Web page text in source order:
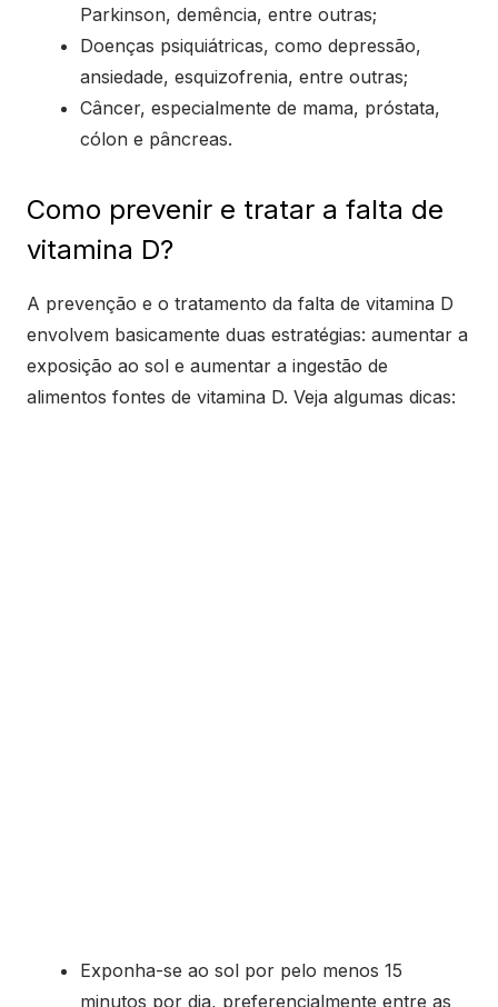
Parkinson, demência, entre outras;
Doenças psiquiátricas, como depressão,
ansiedade, esquizofrenia, entre outras;
Câncer, especialmente de mama, próstata,
cólon e pâncreas.
Como prevenir e tratar a falta de
vitamina D?
A prevenção e o tratamento da falta de vitamina D
envolvem basicamente duas estratégias: aumentar a
exposição ao sol e aumentar a ingestão de
alimentos fontes de vitamina D. Veja algumas dicas:
Exponha-se ao sol por pelo menos 15
minutos por dia, preferencialmente entre as